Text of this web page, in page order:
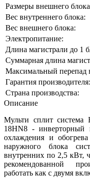
Размеры внешнего
Вес внутреннего блока:
Вес внешнего блока:
Электропитание:
Длина магистрали до 1
Суммарная длина
Максимальный перепад
Гарантия производителя:
Страна производства:
Описание
Мульти сплит система
18HN8 - инверторный
охлаждения и
наружного блока
внутренних по 2,5 кВт,
рекомендованной
работать как с двумя